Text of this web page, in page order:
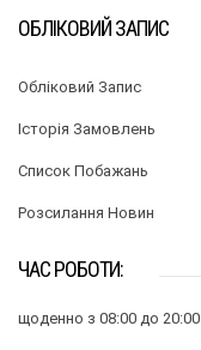
ОБЛІКОВИЙ ЗАПИС
Обліковий Запис
Історія Замовлень
Список Побажань
Розсилання Новин
ЧАС РОБОТИ:
щоденно з 08:00 до 20:00